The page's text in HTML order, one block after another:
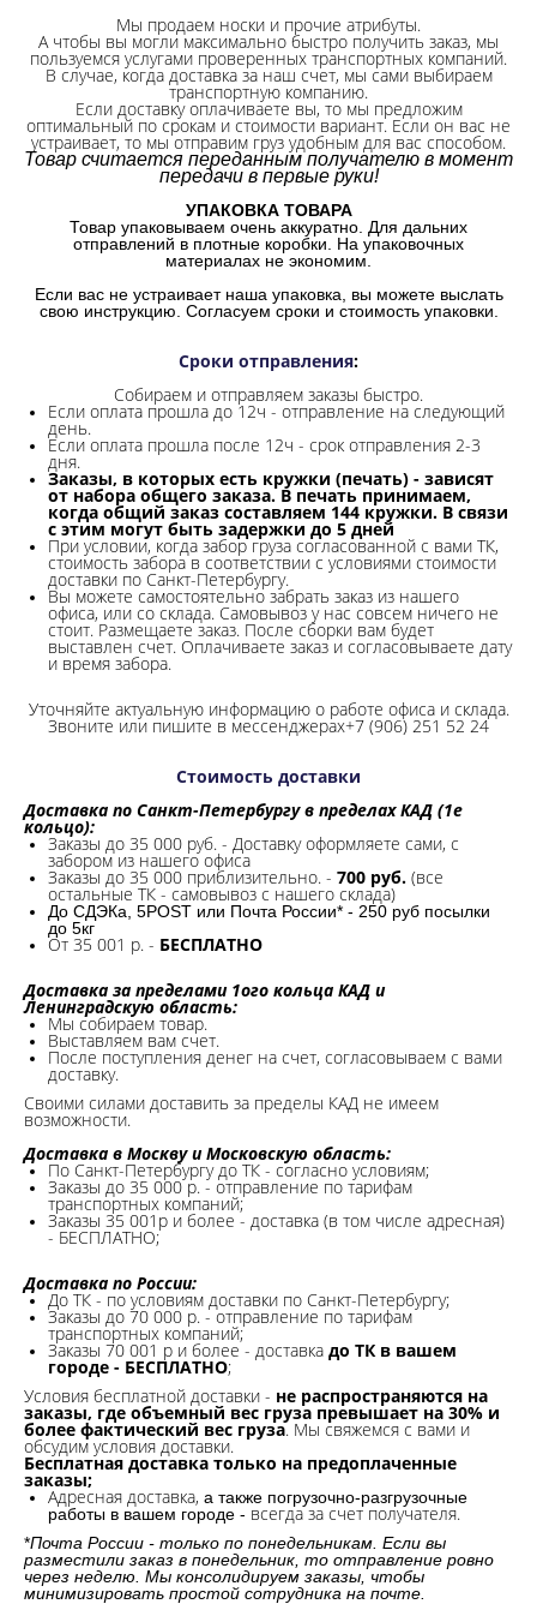
Мы продаем носки и прочие атрибуты.
А чтобы вы могли максимально быстро получить заказ, мы
пользуемся услугами проверенных транспортных компаний.
В случае, когда доставка за наш счет, мы сами выбираем
транспортную компанию.
Если доставку оплачиваете вы, то мы предложим
оптимальный по срокам и стоимости вариант. Если он вас не
устраивает, то мы отправим груз удобным для вас способом.
Товар считается переданным получателю в момент
передачи в первые руки!
УПАКОВКА ТОВАРА
Товар упаковываем очень аккуратно. Для дальних
отправлений в плотные коробки. На упаковочных
материалах не экономим.
Если вас не устраивает наша упаковка, вы можете выслать
свою инструкцию. Согласуем сроки и стоимость упаковки.
Сроки отправления:
Собираем и отправляем заказы быстро.
Если оплата прошла до 12ч - отправление на следующий
день.
Если оплата прошла после 12ч - срок отправления 2-3
дня.
Заказы, в которых есть кружки (печать) - зависят
от набора общего заказа. В печать принимаем,
когда общий заказ составляем 144 кружки. В связи
с этим могут быть задержки до 5 дней
При условии, когда забор груза согласованной с вами ТК,
стоимость забора в соответствии с условиями стоимости
доставки по Санкт-Петербургу.
Вы можете самостоятельно забрать заказ из нашего
офиса, или со склада. Самовывоз у нас совсем ничего не
стоит. Размещаете заказ. После сборки вам будет
выставлен счет. Оплачиваете заказ и согласовываете дату
и время забора.
Уточняйте актуальную информацию о работе офиса и склада.
Звоните или пишите в мессенджерах+7 (906) 251 52 24
Стоимость доставки
Доставка по Санкт-Петербургу в пределах КАД (1е
кольцо):
Заказы до 35 000 руб. - Доставку оформляете сами, с
забором из нашего офиса
Заказы до 35 000 приблизительно. - 700 руб. (все
остальные ТК - самовывоз с нашего склада)
До СДЭКа, 5POST или Почта России* - 250 руб посылки
до 5кг
От 35 001 р. - БЕСПЛАТНО
Доставка за пределами 1ого кольца КАД и
Ленинградскую область:
Мы собираем товар.
Выставляем вам счет.
После поступления денег на счет, согласовываем с вами
доставку.
Своими силами доставить за пределы КАД не имеем
возможности.​
Доставка в Москву и Московскую область:
По Санкт-Петербургу до ТК - согласно условиям;
Заказы до 35 000 р. - отправление по тарифам
транспортных компаний;
Заказы 35 001р и более - доставка (в том числе адресная)
- БЕСПЛАТНО;
Доставка по России:
До ТК - по условиям доставки по Санкт-Петербургу;
Заказы до 70 000 р. - отправление по тарифам
транспортных компаний;
Заказы 70 001 р и более - доставка до ТК в вашем
городе - БЕСПЛАТНО;
Условия бесплатной доставки - не распространяются на
заказы, где объемный вес груза превышает на 30% и
более фактический вес груза. Мы свяжемся с вами и
обсудим условия доставки.
Бесплатная доставка только на предоплаченные
заказы;
Адресная доставка, а также погрузочно-разгрузочные
работы в вашем городе - всегда за счет получателя.
*Почта России - только по понедельникам. Если вы
разместили заказ в понедельник, то отправление ровно
через неделю. Мы консолидируем заказы, чтобы
минимизировать простой сотрудника на почте.